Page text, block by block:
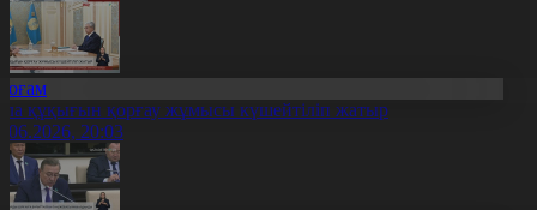
құқығын қорғау жұмысы күшейтіліп жатыр
20:03